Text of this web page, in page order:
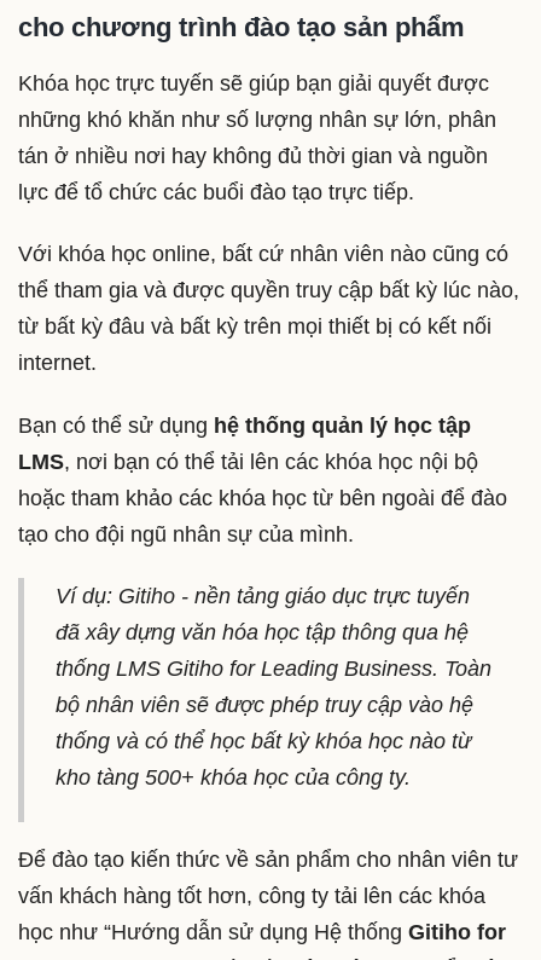
cho chương trình đào tạo sản phẩm
Khóa học trực tuyến sẽ giúp bạn giải quyết được
những khó khăn như số lượng nhân sự lớn, phân
tán ở nhiều nơi hay không đủ thời gian và nguồn
lực để tổ chức các buổi đào tạo trực tiếp.
Với khóa học online, bất cứ nhân viên nào cũng có
thể tham gia và được quyền truy cập bất kỳ lúc nào,
từ bất kỳ đâu và bất kỳ trên mọi thiết bị có kết nối
internet.
Bạn có thể sử dụng hệ thống quản lý học tập
LMS, nơi bạn có thể tải lên các khóa học nội bộ
hoặc tham khảo các khóa học từ bên ngoài để đào
tạo cho đội ngũ nhân sự của mình.
Ví dụ: Gitiho - nền tảng giáo dục trực tuyến
đã xây dựng văn hóa học tập thông qua hệ
thống LMS Gitiho for Leading Business. Toàn
bộ nhân viên sẽ được phép truy cập vào hệ
thống và có thể học bất kỳ khóa học nào từ
kho tàng 500+ khóa học của công ty.
Để đào tạo kiến thức về sản phẩm cho nhân viên tư
vấn khách hàng tốt hơn, công ty tải lên các khóa
học như “Hướng dẫn sử dụng Hệ thống Gitiho for